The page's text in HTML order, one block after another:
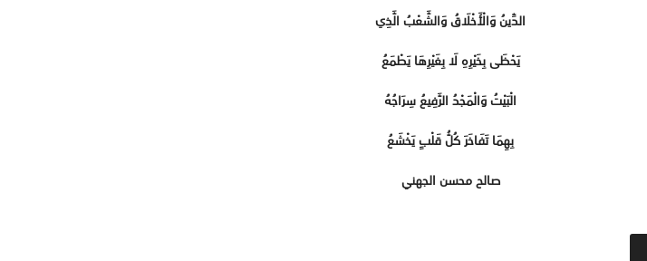
الدِّينُ وَالْأَخْلَاقُ وَالشَّعْبُ الَّذِي
يَحْظَى بِخَيْرِهِ لَا بِغَيْرِهَا يَطْمَعُ
الْبَيْتُ وَالْمَجْدُ الرَّفِيعُ سِرَاجُهُ
بِهِمَا تَفَاخَرَ كُلُّ قَلْبٍ يَخْشَعُ
صالح محسن الجهني